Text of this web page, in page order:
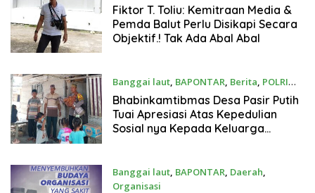
2026
Fiktor T. Toliu: Kemitraan Media &
Pemda Balut Perlu Disikapi Secara
Objektif.! Tak Ada Abal Abal
Banggai laut, BAPONTAR, Berita, POLRI
Juni 15, 2026
Bhabinkamtibmas Desa Pasir Putih
Tuai Apresiasi Atas Kepedulian
Sosial nya Kepada Keluarga
Banggai laut, BAPONTAR, Daerah,
Organisasi